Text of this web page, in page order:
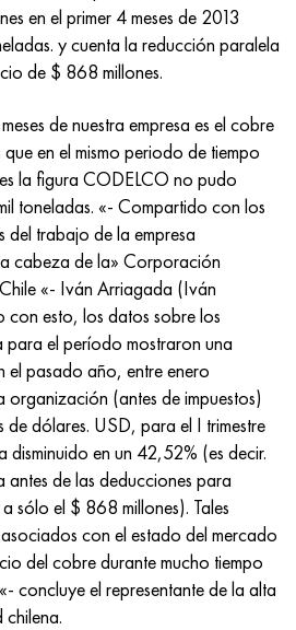
en el primer 4 meses de 2013
y cuenta la reducción paralela
de $ 868 millones.
de nuestra empresa es el cobre
en el mismo periodo de tiempo
la figura CODELCO no pudo
toneladas. «- Compartido con los
del trabajo de la empresa
cabeza de la» Corporación
«- Iván Arriagada (Iván
esto, los datos sobre los
para el período mostraron una
el pasado año, entre enero
organización (antes de impuestos)
dólares. USD, para el I trimestre
disminuido en un 42,52% (es decir.
antes de las deducciones para
sólo el $ 868 millones). Tales
con el estado del mercado
del cobre durante mucho tiempo
concluye el representante de la alta
beta
al calor
Cw352h
c44300
cw602n
2,0550
1
al calor
aleación
Nc11Lv
5-2-5
3